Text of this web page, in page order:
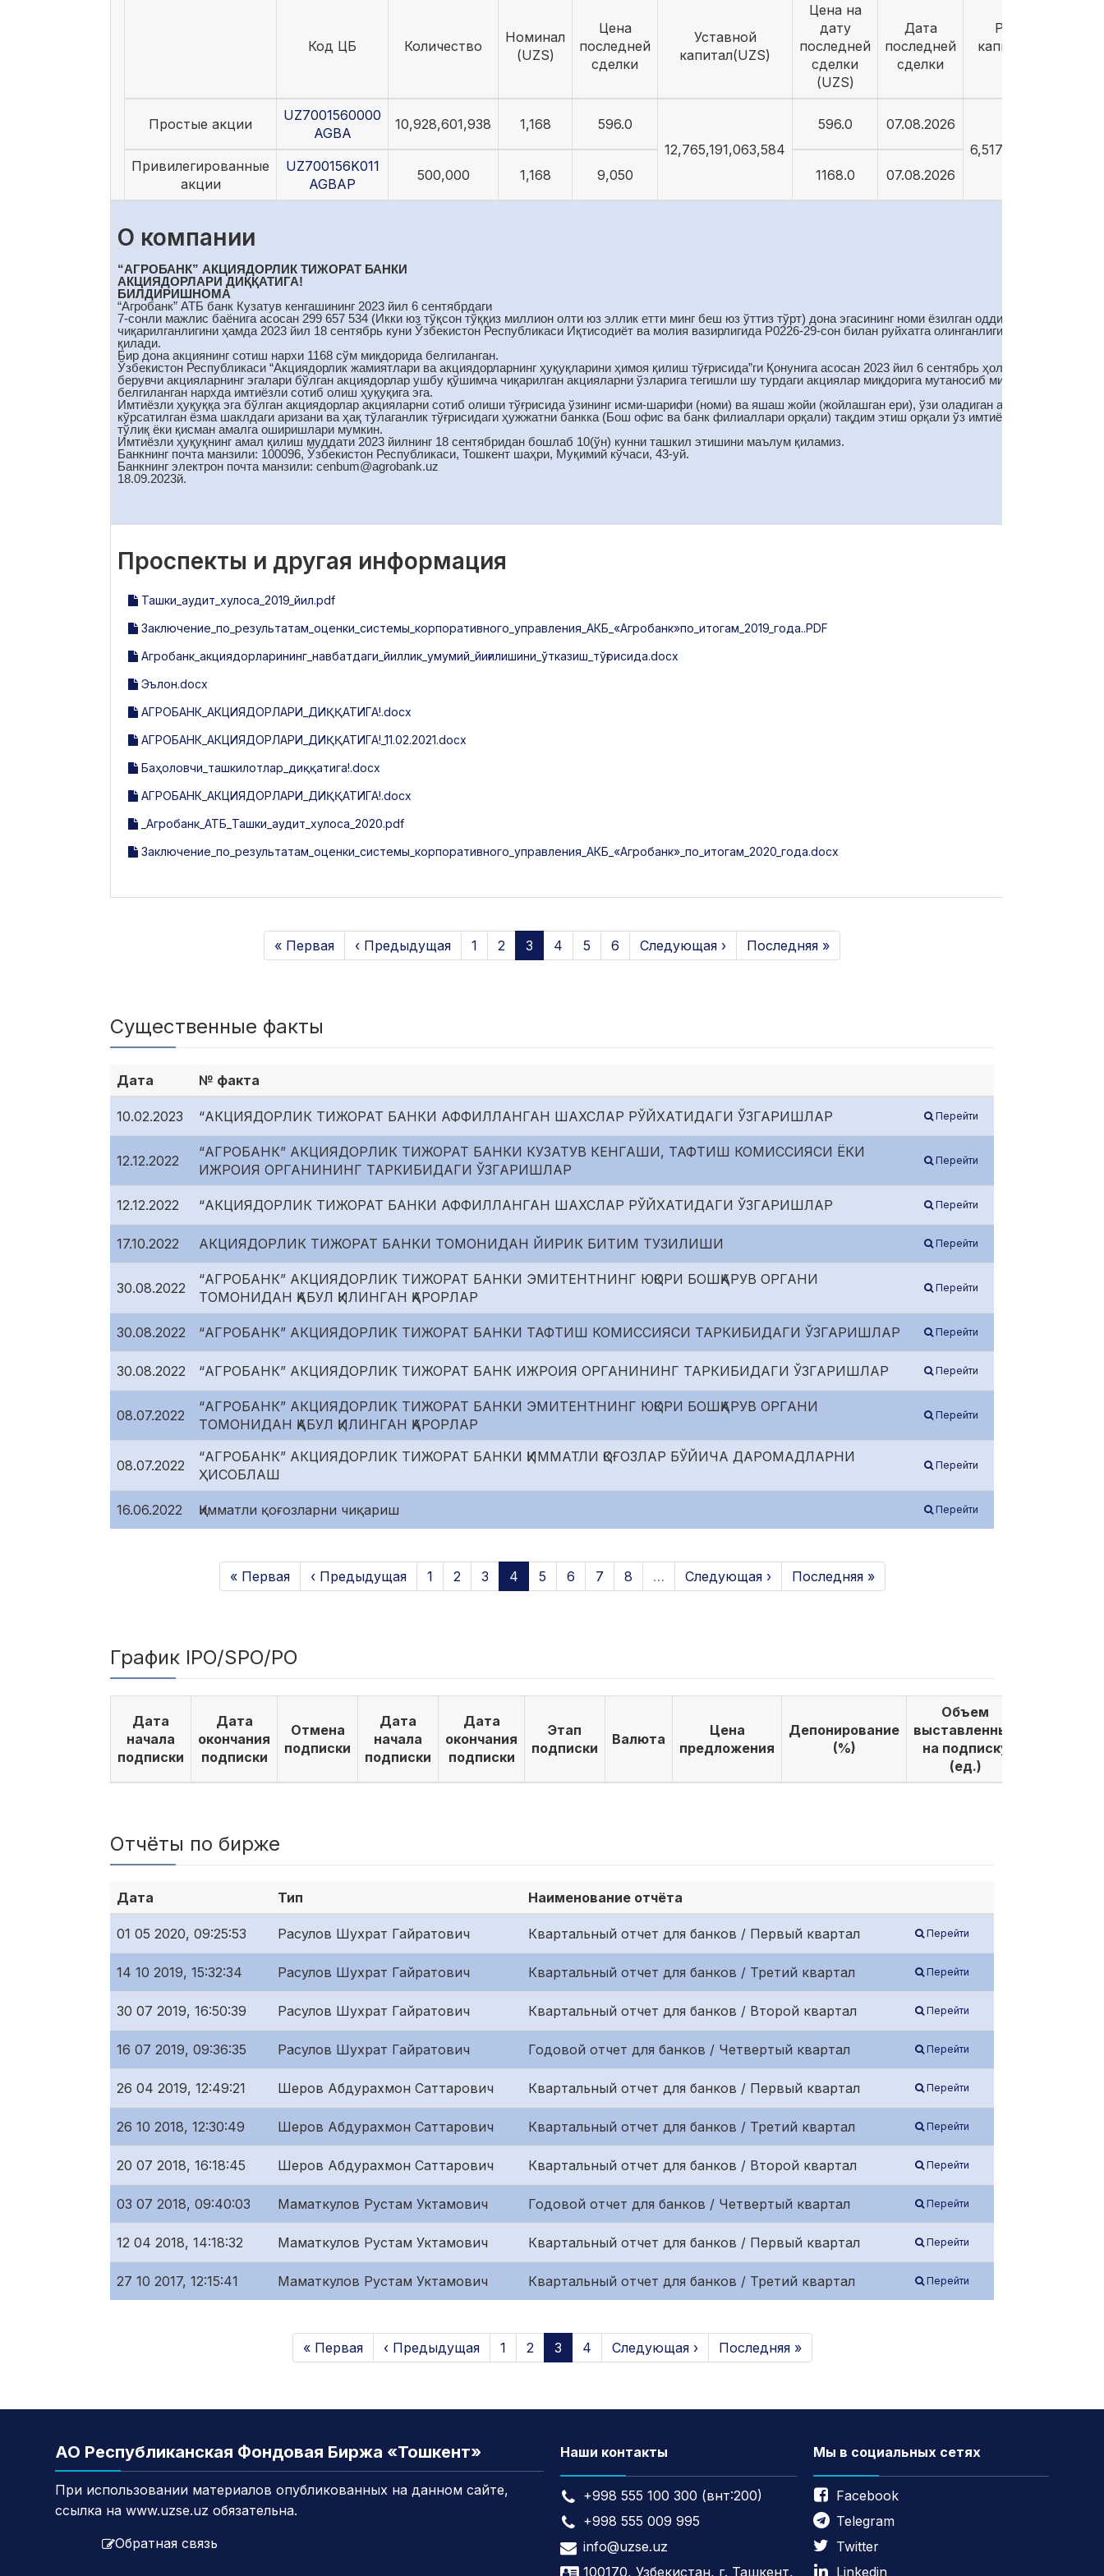
Код ЦБ Количество
Номинал
(UZS)
Цена
последней
сделки
Уставной
капитал(UZS)
Цена на
дату
последней
сделки
(UZS)
Дата
последней
сделки
Рыночная
капитализация
Простые акции
UZ7001560000
AGBA
10,928,601,938 1,168
596.0
12,765,191,063,584
596.0
07.08.2026
6,517,971,755,048
Привилегированные
акции
UZ700156K011
AGBAP
500,000 1,168 9,050 1168.0 07.08.2026
О компании
“АГРОБАНК” АКЦИЯДОРЛИК ТИЖОРАТ БАНКИ
АКЦИЯДОРЛАРИ ДИҚҚАТИГА!
БИЛДИРИШНОМА
“Агробанк” АТБ банк Кузатув кенгашининг 2023 йил 6 сентябрдаги
7-сонли мажлис баёнига асосан 299 657 534 (Икки юз тўқсон тўққиз миллион олти юз эллик етти минг беш юз ўттиз тўрт) дона эгасининг номи ёзилган оддий акциялар
чиқарилганлигини ҳамда 2023 йил 18 сентябрь куни Ўзбекистон Республикаси Иқтисодиёт ва молия вазирлигида Р0226-29-сон билан руйхатга олинганлигини маълум
қилади.
Бир дона акциянинг сотиш нархи 1168 сўм миқдорида белгиланган.
Ўзбекистон Республикаси “Акциядорлик жамиятлари ва акциядорларнинг ҳуқуқларини ҳимоя қилиш тўғрисида”ги Қонунига асосан 2023 йил 6 сентябрь ҳолатига овоз
берувчи акцияларнинг эгалари бўлган акциядорлар ушбу қўшимча чиқарилган акцияларни ўзларига тегишли шу турдаги акциялар миқдорига мутаносиб миқдорда
белгиланган нархда имтиёзли сотиб олиш ҳуқуқига эга.
Имтиёзли ҳуқуққа эга бўлган акциядорлар акцияларни сотиб олиши тўғрисида ўзининг исми-шарифи (номи) ва яшаш жойи (жойлашган ери), ўзи оладиган акциялар сони
кўрсатилган ёзма шаклдаги аризани ва ҳақ тўлаганлик тўғрисидаги ҳужжатни банкка (Бош офис ва банк филиаллари орқали) тақдим этиш орқали ўз имтиёзли ҳуқуқини
тўлиқ ёки қисман амалга оширишлари мумкин.
Имтиёзли ҳуқуқнинг амал қилиш муддати 2023 йилнинг 18 сентябридан бошлаб 10(ўн) кунни ташкил этишини маълум қиламиз.
Банкнинг почта манзили: 100096, Ўзбекистон Республикаси, Тошкент шаҳри, Муқимий кўчаси, 43-уй.
Банкнинг электрон почта манзили: cenbum@аgrobank.uz
18.09.2023й.
Проспекты и другая информация
Ташки_аудит_хулоса_2019_йил.pdf
Заключение_по_результатам_оценки_системы_корпоративного_управления_АКБ_«Агробанк»по_итогам_2019_года..PDF
Агробанк_акциядорларининг_навбатдаги_йиллик_умумий_йиғилишини_ўтказиш_тўғрисида.docx
Эълон.docx
АГРОБАНК_АКЦИЯДОРЛАРИ_ДИҚҚАТИГА!.docx
АГРОБАНК_АКЦИЯДОРЛАРИ_ДИҚҚАТИГА!_11.02.2021.docx
Баҳоловчи_ташкилотлар_диққатига!.docx
АГРОБАНК_АКЦИЯДОРЛАРИ_ДИҚҚАТИГА!.docx
_Агробанк_АТБ_Ташки_аудит_хулоса_2020.pdf
Заключение_по_результатам_оценки_системы_корпоративного_управления_АКБ_«Агробанк»_по_итогам_2020_года.docx
« Первая ‹ Предыдущая 1 2 3 4 5 6 Следующая › Последняя »
Существенные факты
Дата № факта
10.02.2023 “АКЦИЯДОРЛИК ТИЖОРАТ БАНКИ АФФИЛЛАНГАН ШАХСЛАР РЎЙХАТИДАГИ ЎЗГАРИШЛАР Перейти
12.12.2022
“АГРОБАНК” АКЦИЯДОРЛИК ТИЖОРАТ БАНКИ КУЗАТУВ КЕНГАШИ, ТАФТИШ КОМИССИЯСИ ЁКИ
ИЖРОИЯ ОРГАНИНИНГ ТАРКИБИДАГИ ЎЗГАРИШЛАР
Перейти
12.12.2022 “АКЦИЯДОРЛИК ТИЖОРАТ БАНКИ АФФИЛЛАНГАН ШАХСЛАР РЎЙХАТИДАГИ ЎЗГАРИШЛАР Перейти
17.10.2022 АКЦИЯДОРЛИК ТИЖОРАТ БАНКИ ТОМОНИДАН ЙИРИК БИТИМ ТУЗИЛИШИ Перейти
30.08.2022
“АГРОБАНК” АКЦИЯДОРЛИК ТИЖОРАТ БАНКИ ЭМИТЕНТНИНГ ЮҚОРИ БОШҚАРУВ ОРГАНИ
ТОМОНИДАН ҚАБУЛ ҚИЛИНГАН ҚАРОРЛАР
Перейти
30.08.2022 “АГРОБАНК” АКЦИЯДОРЛИК ТИЖОРАТ БАНКИ ТАФТИШ КОМИССИЯСИ ТАРКИБИДАГИ ЎЗГАРИШЛАР Перейти
30.08.2022 “АГРОБАНК” АКЦИЯДОРЛИК ТИЖОРАТ БАНК ИЖРОИЯ ОРГАНИНИНГ ТАРКИБИДАГИ ЎЗГАРИШЛАР Перейти
08.07.2022
“АГРОБАНК” АКЦИЯДОРЛИК ТИЖОРАТ БАНКИ ЭМИТЕНТНИНГ ЮҚОРИ БОШҚАРУВ ОРГАНИ
ТОМОНИДАН ҚАБУЛ ҚИЛИНГАН ҚАРОРЛАР
Перейти
08.07.2022
“АГРОБАНК” АКЦИЯДОРЛИК ТИЖОРАТ БАНКИ ҚИММАТЛИ ҚОҒОЗЛАР БЎЙИЧА ДАРОМАДЛАРНИ
ҲИСОБЛАШ
Перейти
16.06.2022 Қимматли қоғозларни чиқариш Перейти
« Первая ‹ Предыдущая 1 2 3 4 5 6 7 8 … Следующая › Последняя »
График IPO/SPO/PO
Дата
начала
подписки
Дата
окончания
подписки
Отмена
подписки
Дата
начала
подписки
Дата
окончания
подписки
Этап
подписки
Валюта
Цена
предложения
Депонирование
(%)
Объем
выставленных
на подписку
(ед.)
Отчёты по бирже
Дата Тип Наименование отчёта
01 05 2020, 09:25:53 Расулов Шухрат Гайратович Квартальный отчет для банков / Первый квартал Перейти
14 10 2019, 15:32:34 Расулов Шухрат Гайратович Квартальный отчет для банков / Третий квартал Перейти
30 07 2019, 16:50:39 Расулов Шухрат Гайратович Квартальный отчет для банков / Второй квартал Перейти
16 07 2019, 09:36:35 Расулов Шухрат Гайратович Годовой отчет для банков / Четвертый квартал Перейти
26 04 2019, 12:49:21 Шеров Абдурахмон Саттарович Квартальный отчет для банков / Первый квартал Перейти
26 10 2018, 12:30:49 Шеров Абдурахмон Саттарович Квартальный отчет для банков / Третий квартал Перейти
20 07 2018, 16:18:45 Шеров Абдурахмон Саттарович Квартальный отчет для банков / Второй квартал Перейти
03 07 2018, 09:40:03 Маматкулов Рустам Уктамович Годовой отчет для банков / Четвертый квартал Перейти
12 04 2018, 14:18:32 Маматкулов Рустам Уктамович Квартальный отчет для банков / Первый квартал Перейти
27 10 2017, 12:15:41 Маматкулов Рустам Уктамович Квартальный отчет для банков / Третий квартал Перейти
« Первая ‹ Предыдущая 1 2 3 4 Следующая › Последняя »
АО Республиканская Фондовая Биржа «Тошкент»
При использовании материалов опубликованных на данном сайте,
ссылка на www.uzse.uz обязательна.
Обратная связь
Наши контакты
+998 555 100 300 (внт:200)
+998 555 009 995
info@uzse.uz
100170, Узбекистан, г. Ташкент,
Мы в социальных сетях
Facebook
Telegram
Twitter
Linkedin